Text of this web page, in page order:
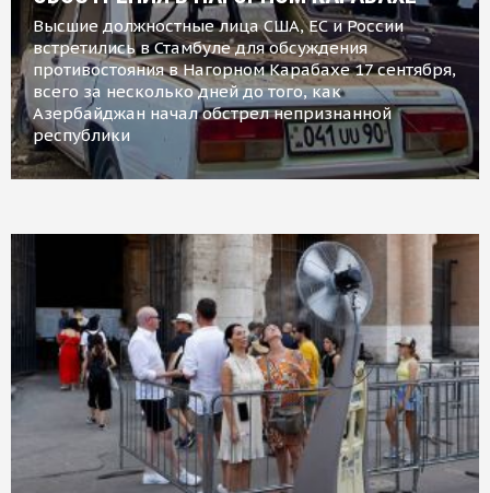
Высшие должностные лица США, ЕС и России
встретились в Стамбуле для обсуждения
противостояния в Нагорном Карабахе 17 сентября,
всего за несколько дней до того, как
Азербайджан начал обстрел непризнанной
республики